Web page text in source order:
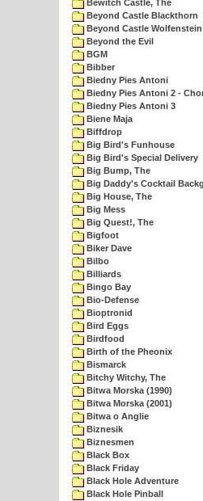
Bewitch Castle, The
Beyond Castle Blackthorn
Beyond Castle Wolfenstein
Beyond the Evil
BGM
Bibber
Biedny Pies Antoni
Biedny Pies Antoni 2 -
Biedny Pies Antoni 3
Biene Maja
Biffdrop
Big Bird's Funhouse
Big Bird's Special Delivery
Big Bump, The
Big Daddy's Cocktail
Big House, The
Big Mess
Big Quest!, The
Bigfoot
Biker Dave
Bilbo
Billiards
Bingo Bay
Bio-Defense
Bioptronid
Bird Eggs
Birdfood
Birth of the Pheonix
Bismarck
Bitchy Witchy, The
Bitwa Morska (1990)
Bitwa Morska (2001)
Bitwa o Anglie
Biznesik
Biznesmen
Black Box
Black Friday
Black Hole Adventure
Black Hole Pinball